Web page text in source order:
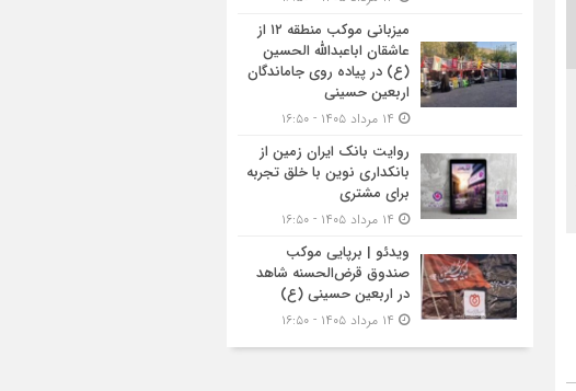
میزبانی موکب منطقه ۱۲ از
عاشقان اباعبدالله الحسین
(ع) در پیاده روی جاماندگان
اربعین حسینی
روایت بانک ایران زمین از
بانکداری نوین با خلق تجربه
برای مشتری
ویدئو | برپایی موکب
صندوق قرض‌الحسنه شاهد
در اربعین حسینی (ع)